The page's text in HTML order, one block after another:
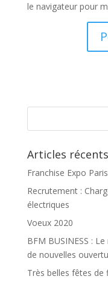
le navigateur pour
Articles récents
Franchise Expo
Recrutement :
électriques
Voeux 2020
BFM BUSINESS :
de nouvelles
Très belles fêtes de